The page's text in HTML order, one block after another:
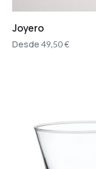
Joyero
Desde 49,50€